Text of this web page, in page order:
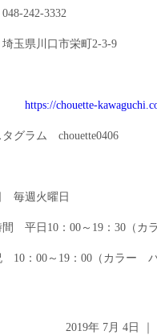
242-3332
玉県川口市栄町2-3-9
Ｌ https://chouette-
タグラム chouette0406
毎週火曜日
間 平日10：00～19：30（カ
10：00～19：00（カラー パ
2019年 7月 4日 ｜